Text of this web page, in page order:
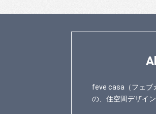
feve casa（フェブ
の、住空間デザイ